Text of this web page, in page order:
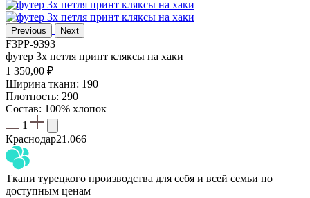
Previous Next
F3PP-9393
футер 3х петля принт кляксы на хаки
1 350,00 ₽
Ширина ткани: 190
Плотность: 290
Состав: 100% хлопок
1
Краснодар21.066
Ткани турецкого производства для себя и всей семьи по
доступным ценам